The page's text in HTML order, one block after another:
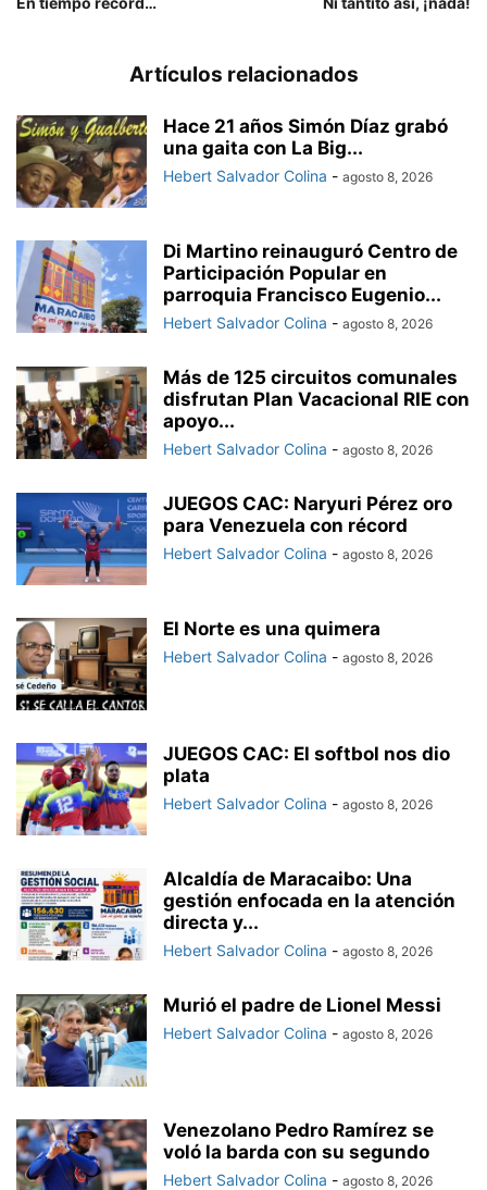
Artículos relacionados
Hace 21 años Simón Díaz grabó
una gaita con La Big...
Hebert Salvador Colina - agosto 8, 2026
Di Martino reinauguró Centro de
Participación Popular en
parroquia Francisco Eugenio...
Hebert Salvador Colina - agosto 8, 2026
Más de 125 circuitos comunales
disfrutan Plan Vacacional RIE con
apoyo...
Hebert Salvador Colina - agosto 8, 2026
JUEGOS CAC: Naryuri Pérez oro
para Venezuela con récord
Hebert Salvador Colina - agosto 8, 2026
El Norte es una quimera
Hebert Salvador Colina - agosto 8, 2026
JUEGOS CAC: El softbol nos dio
plata
Hebert Salvador Colina - agosto 8, 2026
Alcaldía de Maracaibo: Una
gestión enfocada en la atención
directa y...
Hebert Salvador Colina - agosto 8, 2026
Murió el padre de Lionel Messi
Hebert Salvador Colina - agosto 8, 2026
Venezolano Pedro Ramírez se
voló la barda con su segundo
Hebert Salvador Colina - agosto 8, 2026